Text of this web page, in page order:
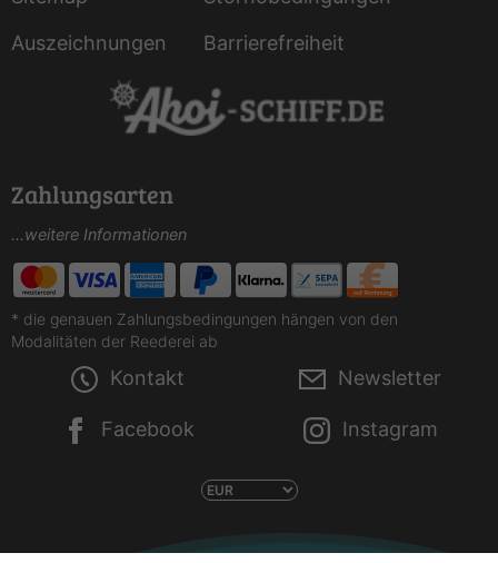
Auszeichnungen
Barrierefreiheit
Zahlungsarten
...weitere Informationen
* die genauen Zahlungsbedingungen hängen von den
Modalitäten der Reederei ab
Kontakt Newsletter
Facebook Instagram